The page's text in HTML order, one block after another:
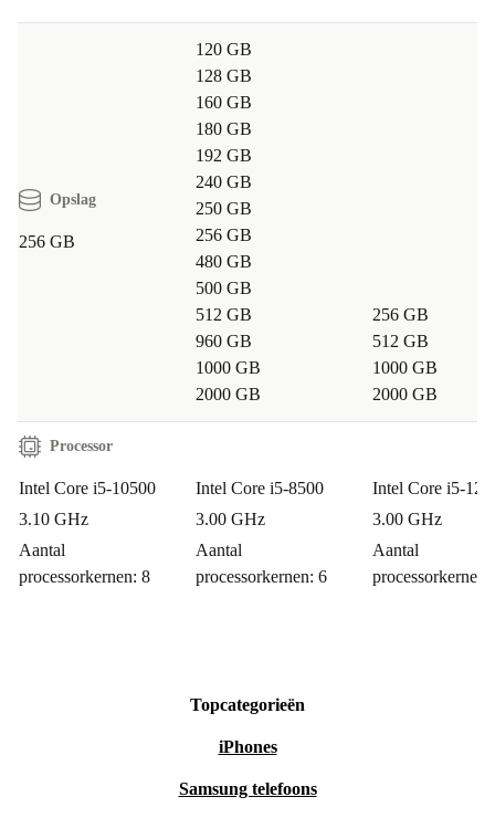
Opslag
256 GB
120 GB
128 GB
160 GB
180 GB
192 GB
240 GB
250 GB
256 GB
480 GB
500 GB
512 GB
960 GB
1000 GB
2000 GB
256 GB
512 GB
1000 GB
2000 GB
Processor
Intel Core i5-10500
3.10 GHz
Aantal
processorkernen: 8
Intel Core i5-8500
3.00 GHz
Aantal
processorkernen: 6
Intel Core i5-
3.00 GHz
Aantal
processorkernen:
Topcategorieën
iPhones
Samsung telefoons